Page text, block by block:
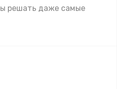
решать даже самые